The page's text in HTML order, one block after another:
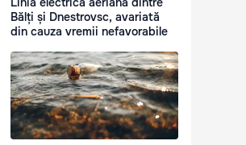
Bălți și Dnestrovsc, avariată
din cauza vremii nefavorabile